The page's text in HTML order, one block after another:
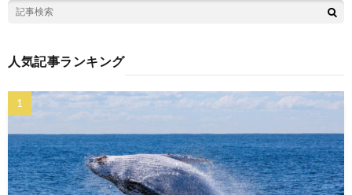
人気記事ランキング